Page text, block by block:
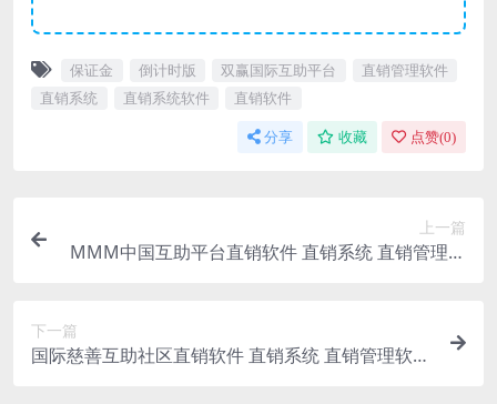
保证金 倒计时版 双赢国际互助平台
直销管理软件
直销系统
直销系统软件 直销软件
分享 收藏 点赞(0)
上一篇
MMM中国互助平台直销软件 直销系统 直销管理软
下一篇
国际慈善互助社区直销软件 直销系统 直销管理软件